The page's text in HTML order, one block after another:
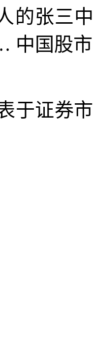
的张三
中国股
于证券